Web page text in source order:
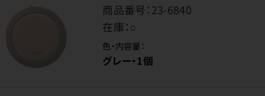
商品番号：23-6840
在庫：○
色・内容量：
グレー・1個